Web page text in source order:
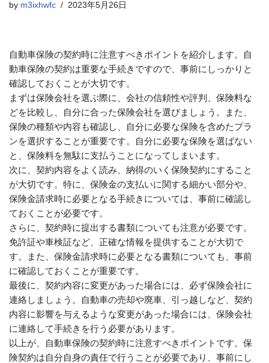
by m3ixhwfc 2023年5月26日
自動車保険の契約時に注意すべきポイントを紹介します。自
動車保険の契約は重要な手続きですので、事前にしっかりと
確認しておくことが大切です。
まずは保険会社を選ぶ際に、会社の信頼性や評判、保険料な
どを比較し、自分に合った保険会社を選びましょう。また、
保険の種類や内容も確認し、自分に必要な保険を含めたプラ
ンを選択することが重要です。自分に必要な保険を選ばない
と、保険料を無駄に支払うことになってしまいます。
次に、契約内容をよく読み、納得のいく保険契約にすること
が大切です。特に、保険金の支払いに関する細かい部分や、
保険金請求時に必要となる手続きについては、事前に確認し
ておくことが必要です。
さらに、契約時に提出する書類についても注意が必要です。
免許証や車検証など、正確な情報を提供することが大切で
す。また、保険金請求時に必要となる書類についても、事前
に確認しておくことが重要です。
最後に、契約内容に変更があった場合には、必ず保険会社に
連絡しましょう。自動車の売却や廃車、引っ越しなど、契約
内容に影響を与えるような変更があった場合には、保険会社
に連絡して手続きを行う必要があります。
以上が、自動車保険の契約時に注意すべきポイントです。保
険契約は自分自身の責任で行うことが必要であり、事前にし